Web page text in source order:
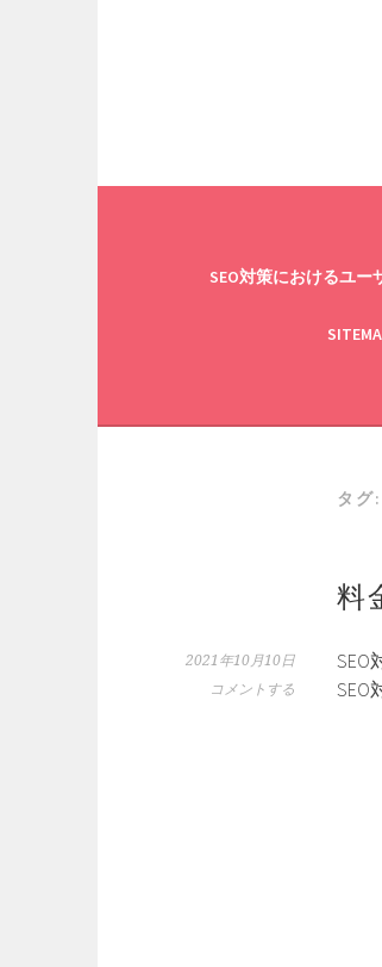
ス
SEO対策におけるユ
タグ:
料
2021年10月10日
コメントする
SEO
SEO